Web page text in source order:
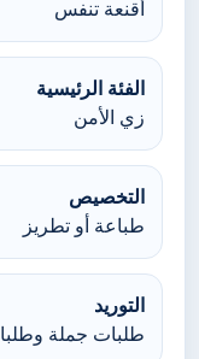
أقنعة تنفس
الفئة الرئيسية
زي الأمن
التخصيص
طباعة أو تطريز
التوريد
طلبات جملة